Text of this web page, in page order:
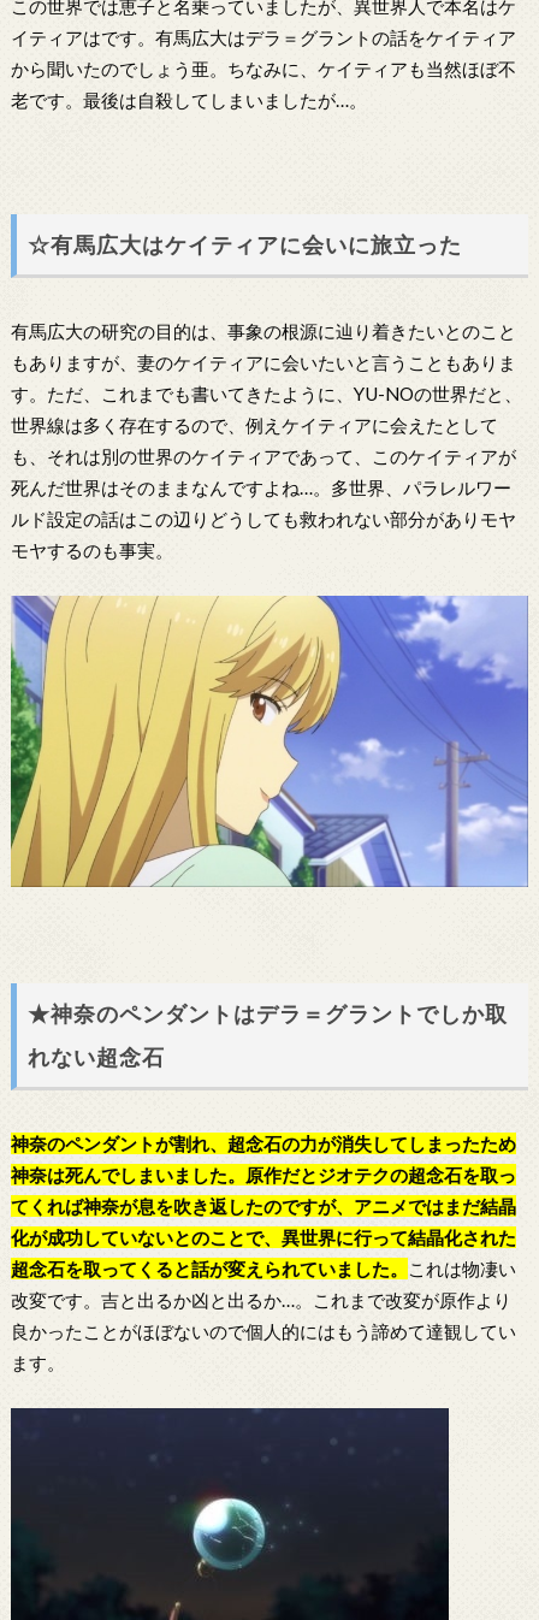
この世界では恵子と名乗っていましたが、異世界人で本名はケ
イティアはです。有馬広大はデラ＝グラントの話をケイティア
から聞いたのでしょう亜。ちなみに、ケイティアも当然ほぼ不
老です。最後は自殺してしまいましたが…。
☆有馬広大はケイティアに会いに旅立った
有馬広大の研究の目的は、事象の根源に辿り着きたいとのこと
もありますが、妻のケイティアに会いたいと言うこともありま
す。ただ、これまでも書いてきたように、YU-NOの世界だと、
世界線は多く存在するので、例えケイティアに会えたとして
も、それは別の世界のケイティアであって、このケイティアが
死んだ世界はそのままなんですよね…。多世界、パラレルワー
ルド設定の話はこの辺りどうしても救われない部分がありモヤ
モヤするのも事実。
★神奈のペンダントはデラ＝グラントでしか取
れない超念石
神奈のペンダントが割れ、超念石の力が消失してしまったため
神奈は死んでしまいました。原作だとジオテクの超念石を取っ
てくれば神奈が息を吹き返したのですが、アニメではまだ結晶
化が成功していないとのことで、異世界に行って結晶化された
超念石を取ってくると話が変えられていました。
これは物凄い
改変です。吉と出るか凶と出るか…。これまで改変が原作より
良かったことがほぼないので個人的にはもう諦めて達観してい
ます。